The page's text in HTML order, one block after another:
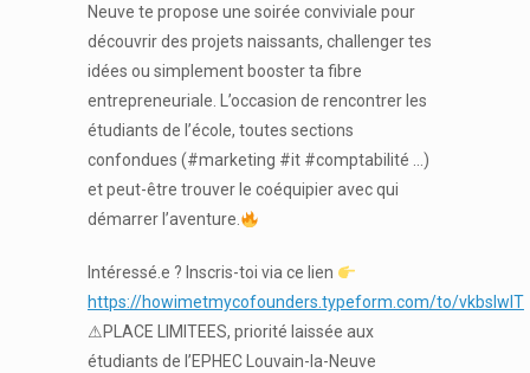
Neuve te propose une soirée conviviale pour
découvrir des projets naissants, challenger tes
idées ou simplement booster ta fibre
entrepreneuriale. L’occasion de rencontrer les
étudiants de l’école, toutes sections
confondues (#marketing #it #comptabilité …)
et peut-être trouver le coéquipier avec qui
démarrer l’aventure.
Intéressé.e ? Inscris-toi via ce lien
https://howimetmycofounders.typeform.com/to/vkbsIwIT
⚠PLACE LIMITEES, priorité laissée aux
étudiants de l’EPHEC Louvain-la-Neuve